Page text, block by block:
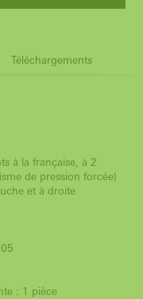
Téléchargements
à la française, à 2
de pression forcée)
à gauche et à droite
: 1 pièce